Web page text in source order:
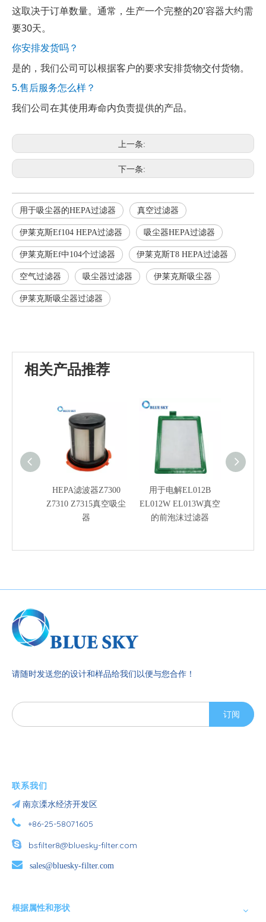
这取决于订单数量。通常，生产一个完整的20'容器大约需
要30天。
你安排发货吗？
是的，我们公司可以根据客户的要求安排货物交付货物。
5.售后服务怎么样？
我们公司在其使用寿命内负责提供的产品。
上一条:
下一条:
用于吸尘器的HEPA过滤器 真空过滤器
伊莱克斯Ef104 HEPA过滤器 吸尘器HEPA过滤器
伊莱克斯Ef中104个过滤器 伊莱克斯T8 HEPA过滤器
空气过滤器 吸尘器过滤器 伊莱克斯吸尘器
伊莱克斯吸尘器过滤器
相关产品推荐
HEPA滤波器Z7300
Z7310 Z7315真空吸尘
器
用于电解EL012B
EL012W EL013W真空
的前泡沫过滤器
请随时发送您的设计和样品给我们以便与您合作！
订阅
联系我们
 南京溧水经济开发区
 +86-25-58071605

bsfilter8@bluesky-filter.com

sales@bluesky-filter.com
根据属性和形状